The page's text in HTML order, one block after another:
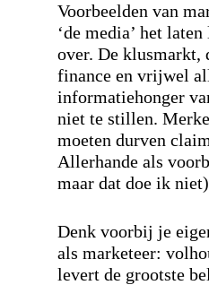
Voorbeelden van
‘de media’ het
over. De klusmarkt,
finance en vrijwel
informatiehonger
niet te stillen.
moeten durven
Allerhande als
maar dat doe ik
Denk voorbij je
als marketeer:
levert de grootste